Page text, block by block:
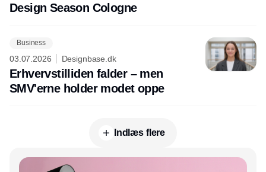
Design Season Cologne
Business
03.07.2026 Designbase.dk
Erhvervstilliden falder – men
SMV'erne holder modet oppe
Indlæs flere
Annonce